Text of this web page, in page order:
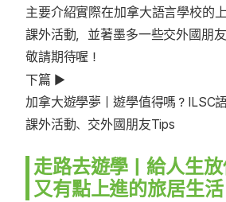
主要介紹實際在加拿大語言學校的上
課外活動，並著墨多一些交外國朋友
敬請期待喔！
下篇 ▶
加拿大遊學夢｜遊學值得嗎？ILSC
課外活動、交外國朋友Tips
走路去遊學｜給人生放
又有點上進的旅居生活